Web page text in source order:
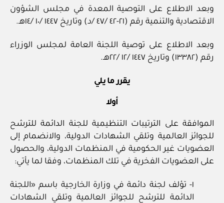
وبعد الاطلاع على التوصية المعدة في مجلس الشؤون
الاقتصادية والتنمية رقم (٢١-٤٢ /٤٧ /د) وتاريخ ١٤٤٧ /١٠ /١٤هـ.
وبعد الاطلاع على توصية اللجنة العامة لمجلس الوزراء
رقم (١٣٣٨٢) وتاريخ ١٤٤٧ /١٢ /٢٢هـ.
يقرر ما يلي
أولا
الموافقة على الترتيبات التنظيمية للجنة الدائمة للترشح
للجوائز العالمية وتلقي الشهادات الدولية، والانضمام إلى
العضويات غير الحكومية في المنظمات الدولية، والحصول
على العضويات الفخرية في تلك المنظمات، وفقا لما يأتي:
١- تؤلف لجنة دائمة في وزارة الخارجية باسم «اللجنة
الدائمة للترشح للجوائز العالمية وتلقي الشهادات